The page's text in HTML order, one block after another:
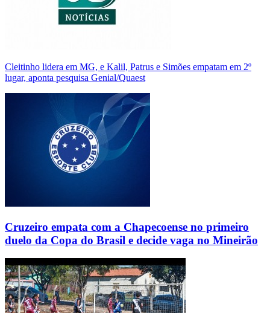
Cleitinho lidera em MG, e Kalil, Patrus e Simões empatam em 2º
lugar, aponta pesquisa Genial/Quaest
Cruzeiro empata com a Chapecoense no primeiro
duelo da Copa do Brasil e decide vaga no Mineirão